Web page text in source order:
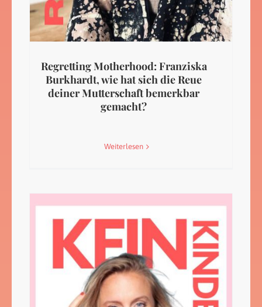
Regretting Motherhood: Franziska
Burkhardt, wie hat sich die Reue
deiner Mutterschaft bemerkbar
gemacht?
Weiterlesen